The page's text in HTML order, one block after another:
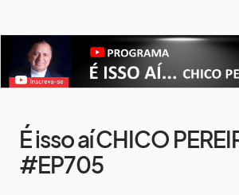
É isso aí CHICO
#EP705